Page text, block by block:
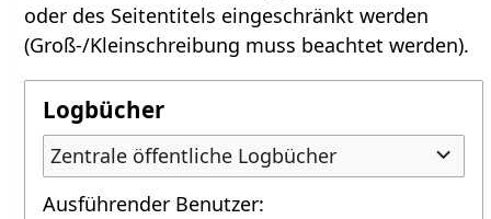
oder des Seitentitels eingeschränkt werden
(Groß-/Kleinschreibung muss beachtet werden).
Logbücher
Zentrale öffentliche Logbücher
Ausführender Benutzer: